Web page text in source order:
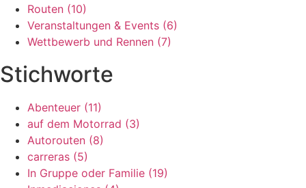
Routen (10)
Veranstaltungen & Events (6)
Wettbewerb und Rennen (7)
Stichworte
Abenteuer (11)
auf dem Motorrad (3)
Autorouten (8)
carreras (5)
In Gruppe oder Familie (19)